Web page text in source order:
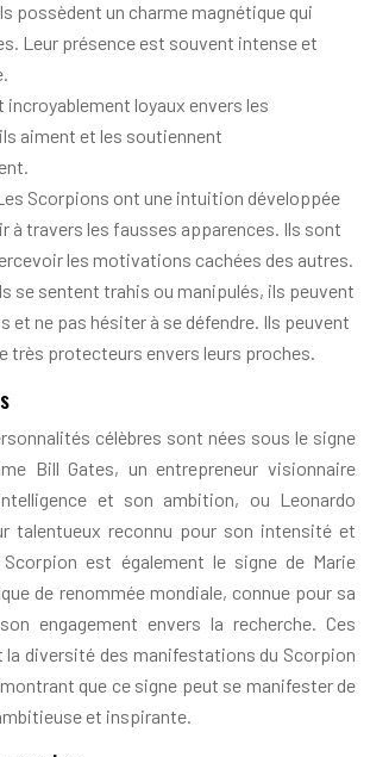
possèdent un charme magnétique qui
Leur présence est souvent intense et
incroyablement loyaux envers les
aiment et les soutiennent
Scorpions ont une intuition développée
à travers les fausses apparences. Ils sont
les motivations cachées des autres.
se sentent trahis ou manipulés, ils peuvent
et ne pas hésiter à se défendre. Ils peuvent
très protecteurs envers leurs proches.
célèbres sont nées sous le signe
Bill Gates, un entrepreneur visionnaire
et son ambition, ou Leonardo
talentueux reconnu pour son intensité et
est également le signe de Marie
de renommée mondiale, connue pour sa
engagement envers la recherche. Ces
la diversité des manifestations du Scorpion
que ce signe peut se manifester de
et inspirante.